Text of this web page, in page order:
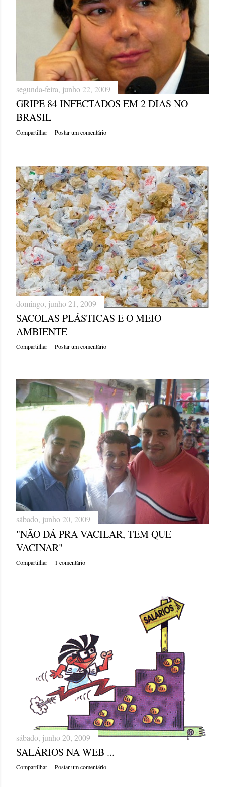
segunda-feira, junho 22, 2009
GRIPE 84 INFECTADOS EM 2 DIAS NO
BRASIL
Compartilhar Postar um comentário
domingo, junho 21, 2009
SACOLAS PLÁSTICAS E O MEIO
AMBIENTE
Compartilhar Postar um comentário
sábado, junho 20, 2009
"NÃO DÁ PRA VACILAR, TEM QUE
VACINAR"
Compartilhar 1 comentário
sábado, junho 20, 2009
SALÁRIOS NA WEB ...
Compartilhar Postar um comentário